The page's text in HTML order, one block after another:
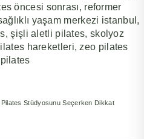
öncesi sonrası, reformer
yaşam merkezi istanbul ,
,şişli aletli pilates, skolyoz
hareketleri, zeo pilates
pilates
Stüdyosunu Seçerken Dikkat